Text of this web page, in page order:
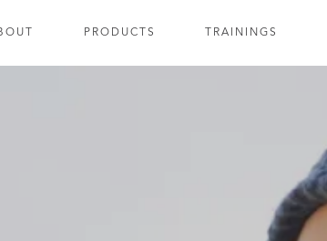
PRODUCTS TRAININGS